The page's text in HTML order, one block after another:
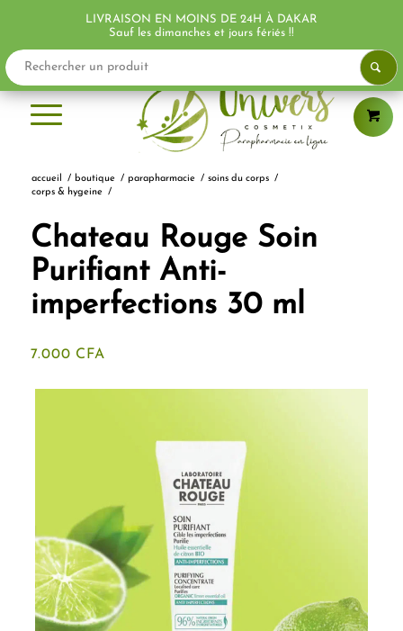
accueil / boutique / parapharmacie / soins du corps /
corps & hygeine
/
Chateau Rouge Soin
Purifiant Anti-
imperfections 30 ml
7.000 CFA
LIVRAISON EN MOINS DE 24H À DAKAR
Sauf les dimanches et jours fériés !!